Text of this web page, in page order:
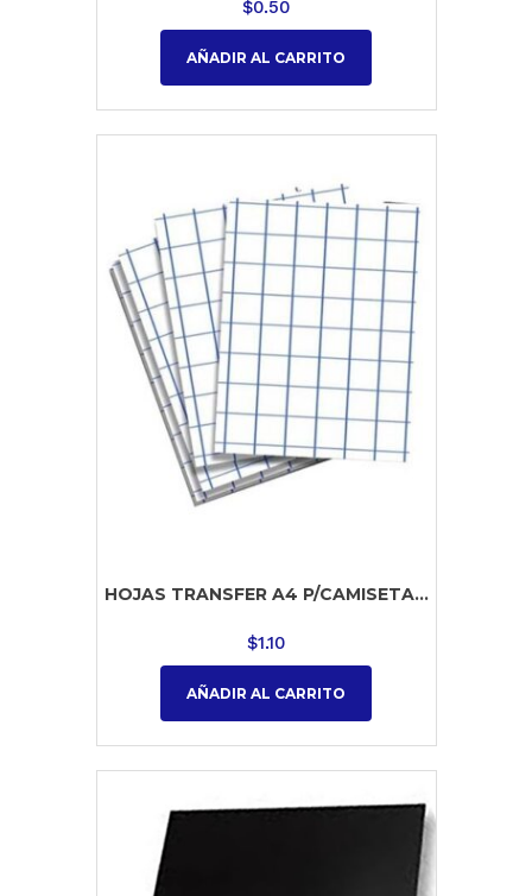
$0.50
AÑADIR AL CARRITO
HOJAS TRANSFER A4 P/CAMISETA...
$1.10
AÑADIR AL CARRITO